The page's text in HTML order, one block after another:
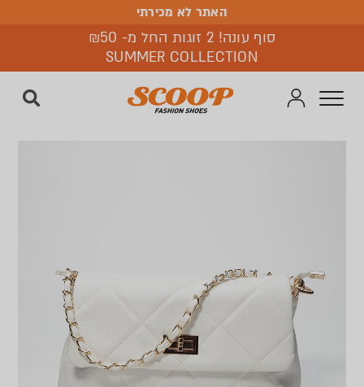
האתר לא מכירתי
האתר לא מכירתי
סוף עונה! 2 זוגות החל מ- ₪50
SUMMER COLLECTION